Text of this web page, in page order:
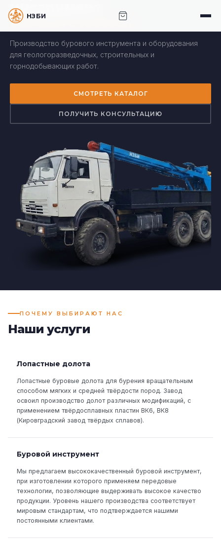
инструмент
высшего класса
Производство бурового инструмента и оборудования
для геологоразведочных, строительных и
горнодобывающих работ.
СМОТРЕТЬ КАТАЛОГ
ПОЛУЧИТЬ КОНСУЛЬТАЦИЮ
ПОЧЕМУ ВЫБИРАЮТ НАС
Наши услуги
Лопастные долота
Лопастные буровые долота для бурения вращательным
способом мягких и средней твёрдости пород. Завод
освоил производство долот различных модификаций, с
применением твёрдосплавных пластин ВК6, ВК8
(Кировградский завод твёрдых сплавов).
Буровой инструмент
Мы предлагаем высококачественный буровой инструмент,
при изготовлении которого применяем передовые
технологии, позволяющие выдерживать высокое качество
продукции. Уровень нашего производства соответствует
мировым стандартам, что подтверждается нашими
постоянными клиентами.